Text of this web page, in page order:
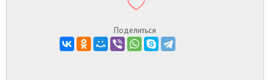
Поделиться